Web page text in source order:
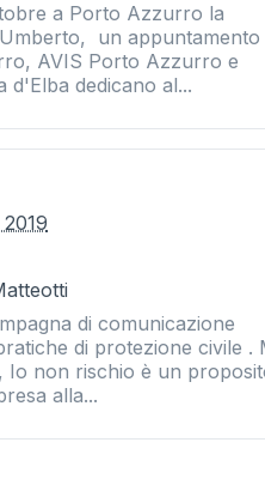
a Porto Azzurro la
un appuntamento
AVIS Porto Azzurro e
d'Elba dedicano al...
di comunicazione
di protezione civile .
Io non rischio è un
alla...